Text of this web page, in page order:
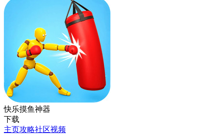
快乐摸鱼神器
下载
主页攻略社区视频